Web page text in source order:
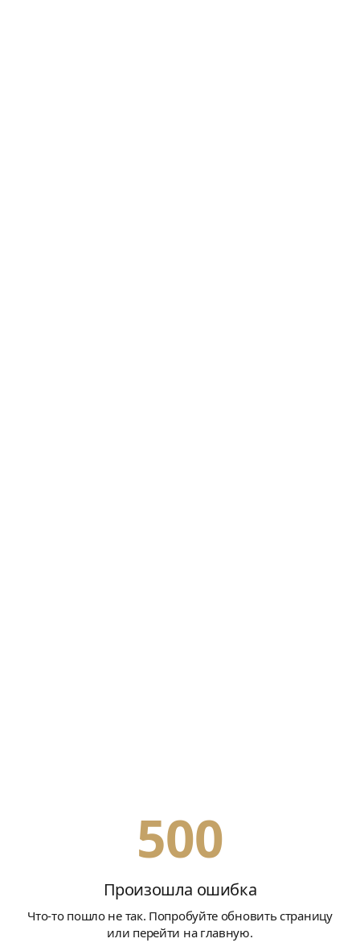
500
Произошла ошибка
Что-то пошло не так. Попробуйте обновить страницу
или перейти на главную.